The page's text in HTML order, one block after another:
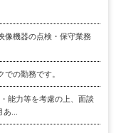
像機器の点検・保守業務
の勤務です。
能力等を考慮の上、面談
...